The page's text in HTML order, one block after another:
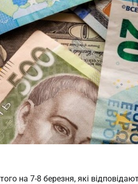
на 7-8 березня, які